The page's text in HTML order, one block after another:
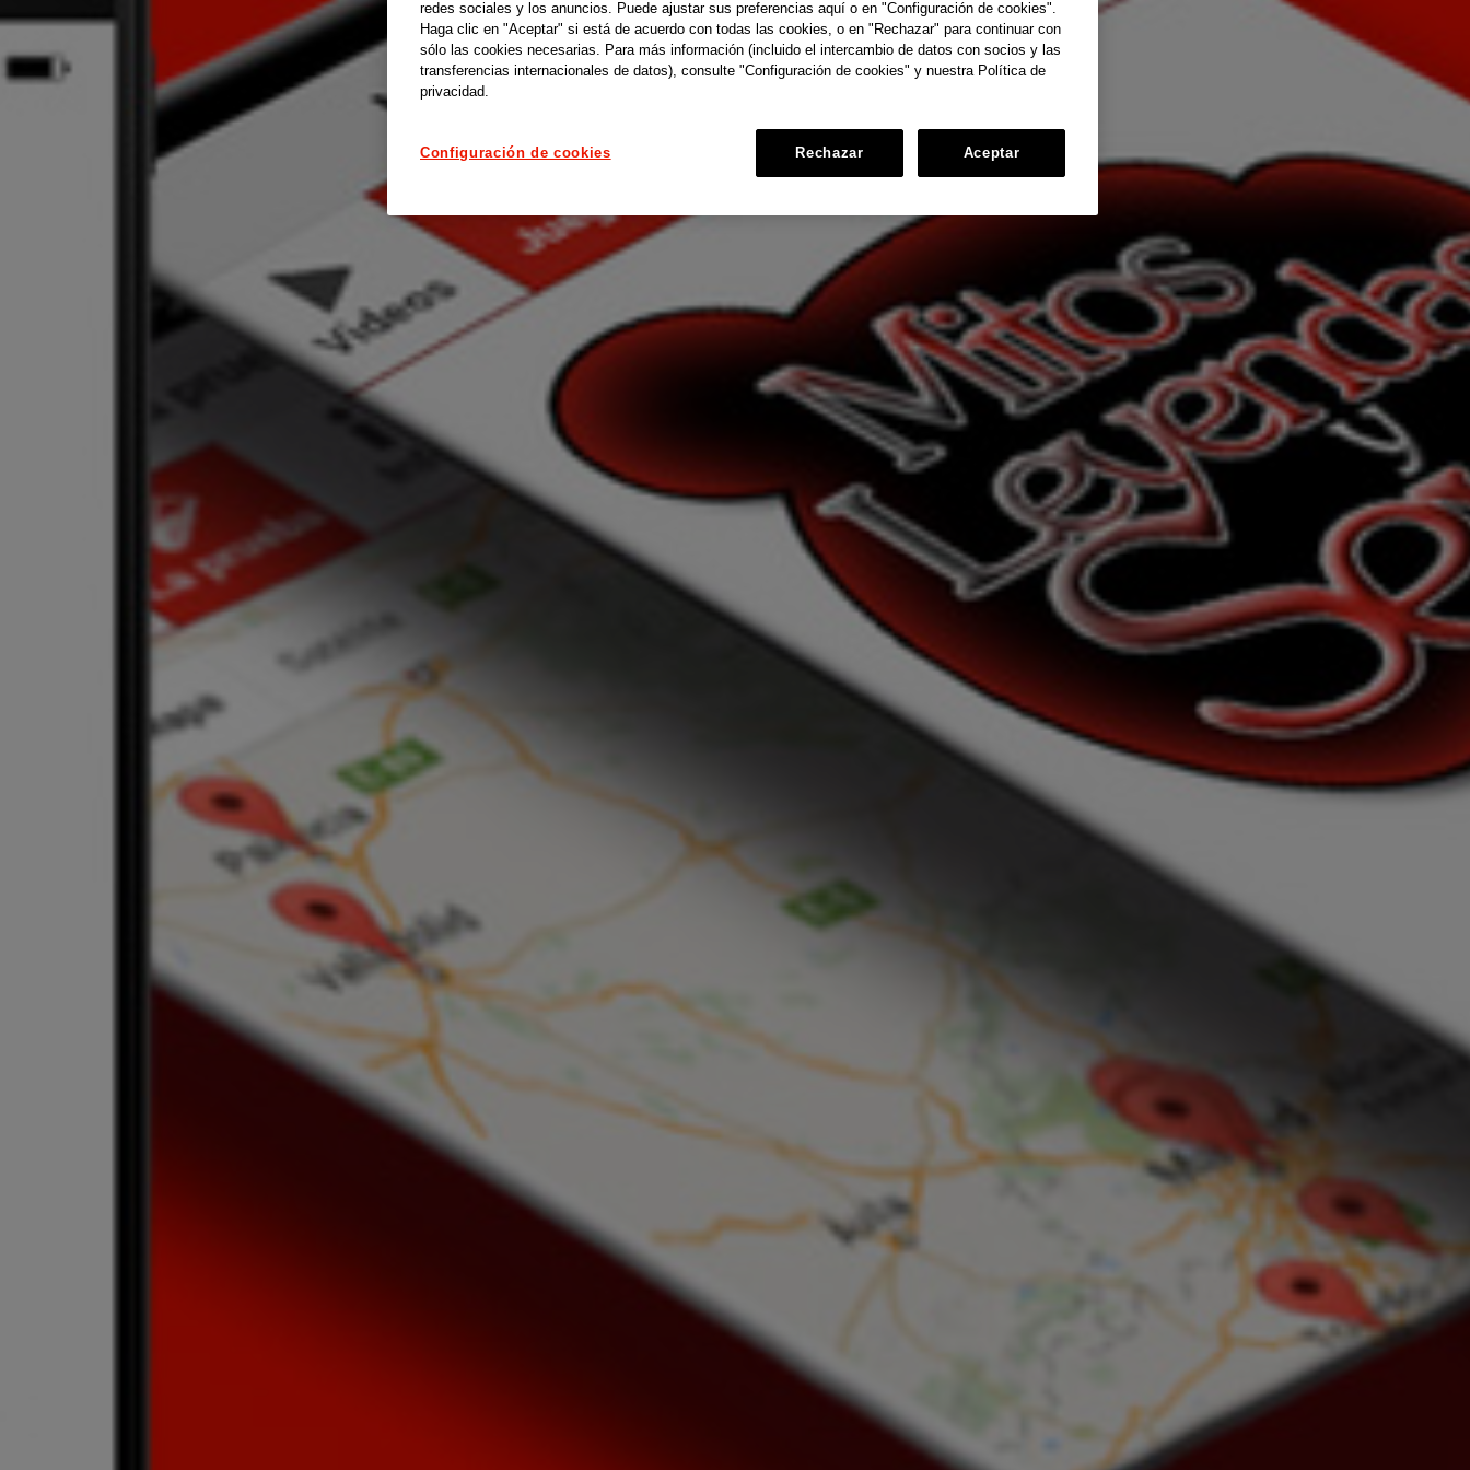
redes sociales y los anuncios. Puede ajustar sus preferencias aquí o en "Configuración de cookies".
Haga clic en "Aceptar" si está de acuerdo con todas las cookies, o en "Rechazar" para continuar con
sólo las cookies necesarias. Para más información (incluido el intercambio de datos con socios y las
transferencias internacionales de datos), consulte "Configuración de cookies" y nuestra Política de
privacidad.
Configuración de cookies Rechazar Aceptar